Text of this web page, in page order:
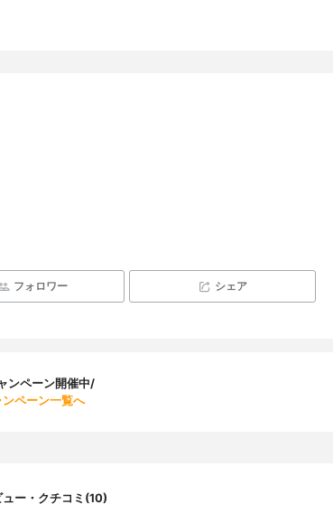
フォロワー シェア
ンペーン開催中/
ンペーン一覧へ
ー・クチコミ(10)